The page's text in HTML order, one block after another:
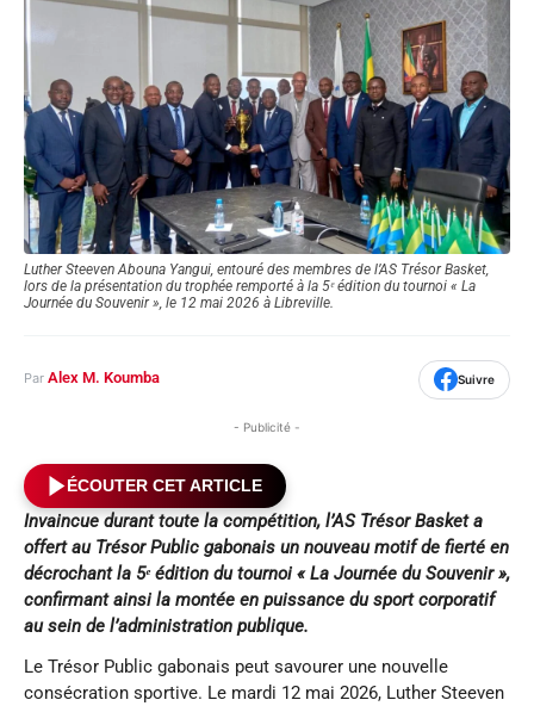
Luther Steeven Abouna Yangui, entouré des membres de l’AS Trésor Basket,
lors de la présentation du trophée remporté à la 5ᵉ édition du tournoi « La
Journée du Souvenir », le 12 mai 2026 à Libreville.
Par Alex M. Koumba Suivre
- Publicité -
ÉCOUTER CET ARTICLE
Invaincue durant toute la compétition, l’AS Trésor Basket a
offert au Trésor Public gabonais un nouveau motif de fierté en
décrochant la 5ᵉ édition du tournoi « La Journée du Souvenir »,
confirmant ainsi la montée en puissance du sport corporatif
au sein de l’administration publique.
Le Trésor Public gabonais peut savourer une nouvelle
consécration sportive. Le mardi 12 mai 2026, Luther Steeven